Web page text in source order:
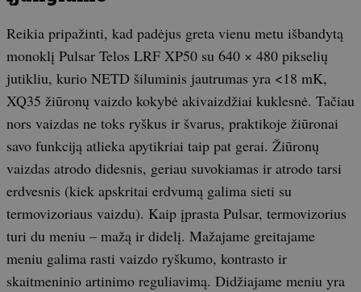
Reikia pripažinti, kad padėjus greta vienu metu išbandytą
monoklį Pulsar Telos LRF XP50 su 640 × 480 pikselių
jutikliu, kurio NETD šiluminis jautrumas yra <18 mK,
XQ35 žiūronų vaizdo kokybė akivaizdžiai kuklesnė. Tačiau
nors vaizdas ne toks ryškus ir švarus, praktikoje žiūronai
savo funkciją atlieka apytikriai taip pat gerai. Žiūronų
vaizdas atrodo didesnis, geriau suvokiamas ir atrodo tarsi
erdvesnis (kiek apskritai erdvumą galima sieti su
termovizoriaus vaizdu). Kaip įprasta Pulsar, termovizorius
turi du meniu – mažą ir didelį. Mažajame greitajame
meniu galima rasti vaizdo ryškumo, kontrasto ir
skaitmeninio artinimo reguliavimą. Didžiajame meniu yra